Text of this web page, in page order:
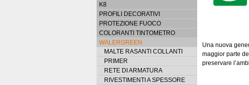
Una nuova
maggior parte
preservare
K8
PROFILI DECORATIVI
PROTEZIONE FUOCO
COLORANTI TINTOMETRO
WALERGREEN
MALTE RASANTI COLLANTI
PRIMER
RETE DI ARMATURA
RIVESTIMENTI A SPESSORE